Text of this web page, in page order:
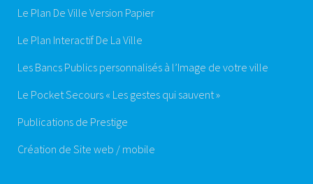
Le Plan De Ville Version Papier
Le Plan Interactif De La Ville
Les Bancs Publics personnalisés à l’Image de votre ville
Le Pocket Secours « Les gestes qui sauvent »
Publications de Prestige
Création de Site web / mobile